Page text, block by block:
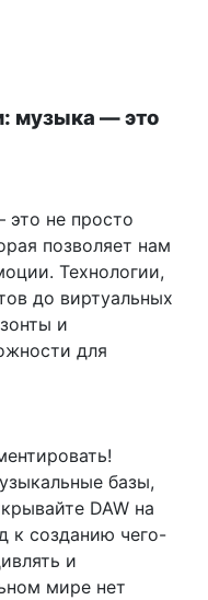
музыка — это
не просто
позволяет нам
Технологии,
до виртуальных
и
для
базы,
DAW на
к созданию чего-
и
мире нет